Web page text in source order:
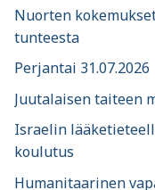
Nuorten
tunteesta
Perjantai 31.07.2026
Juutalaisen taiteen
Israelin
koulutus
Humanitaarinen